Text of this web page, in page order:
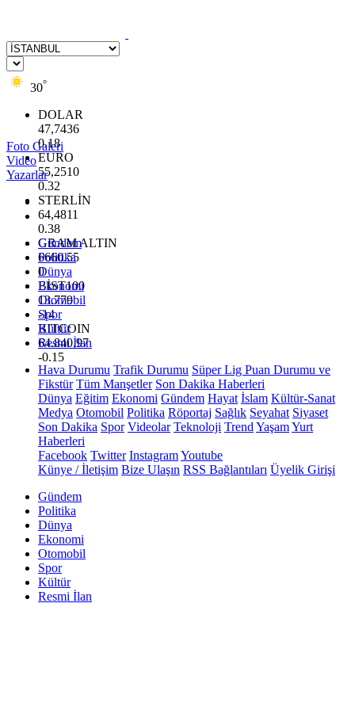
30°
DOLAR
47,7436
0.18
EURO
55,2510
0.32
STERLİN
64,4811
0.38
GRAM ALTIN
6660.55
0
BİST100
13.779
-14
BITCOIN
64.840,97
-0.15
Foto Galeri
Video
Yazarlar
Gündem
Politika
Dünya
Ekonomi
Otomobil
Spor
Kültür
Resmi İlan
Hava Durumu Trafik Durumu Süper Lig Puan Durumu ve
Fikstür Tüm Manşetler Son Dakika Haberleri
Dünya Eğitim Ekonomi Gündem Hayat İslam Kültür-Sanat
Medya Otomobil Politika Röportaj Sağlık Seyahat Siyaset
Son Dakika Spor Videolar Teknoloji Trend YaşamYurt
Haberleri
Facebook Twitter InstagramYoutube
Künye / İletişim Bize Ulaşın RSS Bağlantıları Üyelik Girişi
Gündem
Politika
Dünya
Ekonomi
Otomobil
Spor
Kültür
Resmi İlan